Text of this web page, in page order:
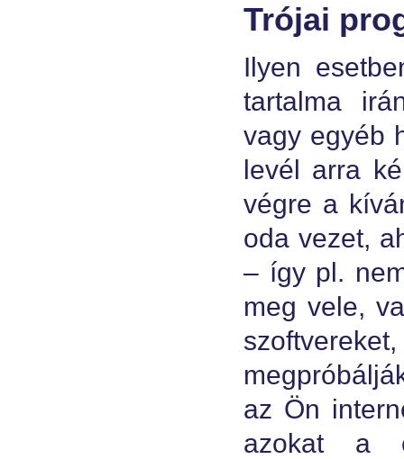
Trójai
Ilyen
tartalma
vagy egyéb
levél arra
végre a
oda vezet,
– így pl.
meg vele,
az Ön
azokat a